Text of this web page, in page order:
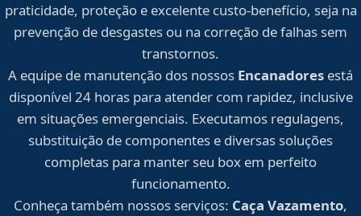
praticidade, proteção e excelente custo-benefício, seja na
prevenção de desgastes ou na correção de falhas sem
transtornos.
A equipe de manutenção dos nossos Encanadores está
disponível 24 horas para atender com rapidez, inclusive
em situações emergenciais. Executamos regulagens,
substituição de componentes e diversas soluções
completas para manter seu box em perfeito
funcionamento.
Conheça também nossos serviços: Caça Vazamento,